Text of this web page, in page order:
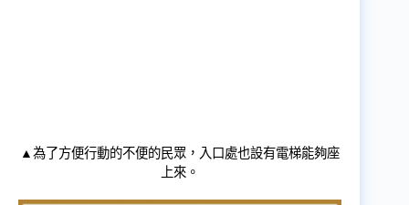
▲為了方便行動的不便的民眾，入口處也設有電梯能夠座
上來。